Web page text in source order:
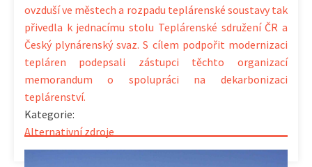
ovzduší ve městech a rozpadu teplárenské soustavy tak
přivedla k jednacímu stolu Teplárenské sdružení ČR a
Český plynárenský svaz. S cílem podpořit modernizaci
tepláren podepsali zástupci těchto organizací
memorandum o spolupráci na dekarbonizaci
teplárenství.
Kategorie:
Alternativní zdroje